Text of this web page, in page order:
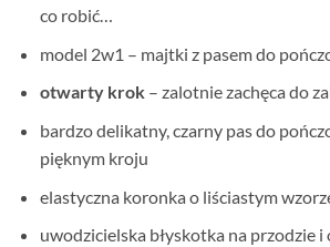
co robić…
model 2w1 – majtki z pasem do
otwarty krok– zalotnie zachęca do
bardzo delikatny, czarny pas do
pięknym kroju
elastyczna koronka o liściastym
uwodzicielska błyskotka na przodzie